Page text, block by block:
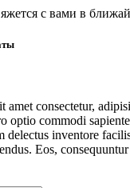
с вами в
amet consectetur,
optio commodi
delectus inventore
Eos,